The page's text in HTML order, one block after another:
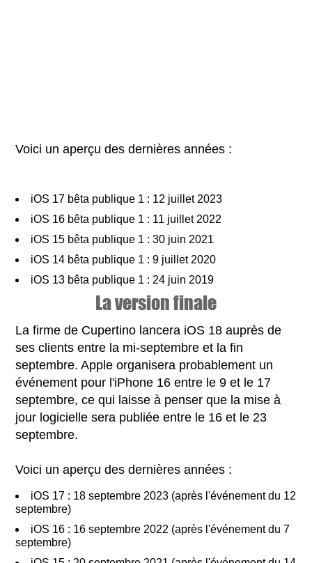
Voici un aperçu des dernières années :
iOS 17 bêta publique 1 : 12 juillet 2023
iOS 16 bêta publique 1 : 11 juillet 2022
iOS 15 bêta publique 1 : 30 juin 2021
iOS 14 bêta publique 1 : 9 juillet 2020
iOS 13 bêta publique 1 : 24 juin 2019
La version finale
La firme de Cupertino lancera iOS 18 auprès de
ses clients entre la mi-septembre et la fin
septembre. Apple organisera probablement un
événement pour l'iPhone 16 entre le 9 et le 17
septembre, ce qui laisse à penser que la mise à
jour logicielle sera publiée entre le 16 et le 23
septembre.
Voici un aperçu des dernières années :
iOS 17 : 18 septembre 2023 (après l'événement du 12
septembre)
iOS 16 : 16 septembre 2022 (après l'événement du 7
septembre)